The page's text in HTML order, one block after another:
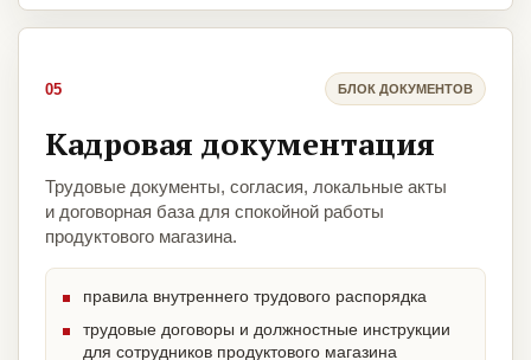
05 БЛОК ДОКУМЕНТОВ
Кадровая документация
Трудовые документы, согласия, локальные акты
и договорная база для спокойной работы
продуктового магазина.
правила внутреннего трудового распорядка
трудовые договоры и должностные инструкции
для сотрудников продуктового магазина